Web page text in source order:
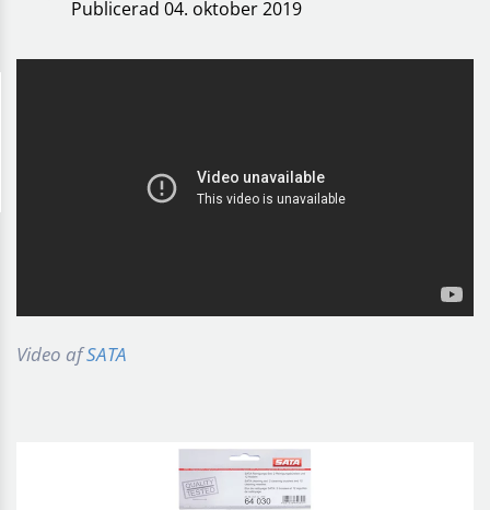
Publicerad 04. oktober 2019
Video afSATA